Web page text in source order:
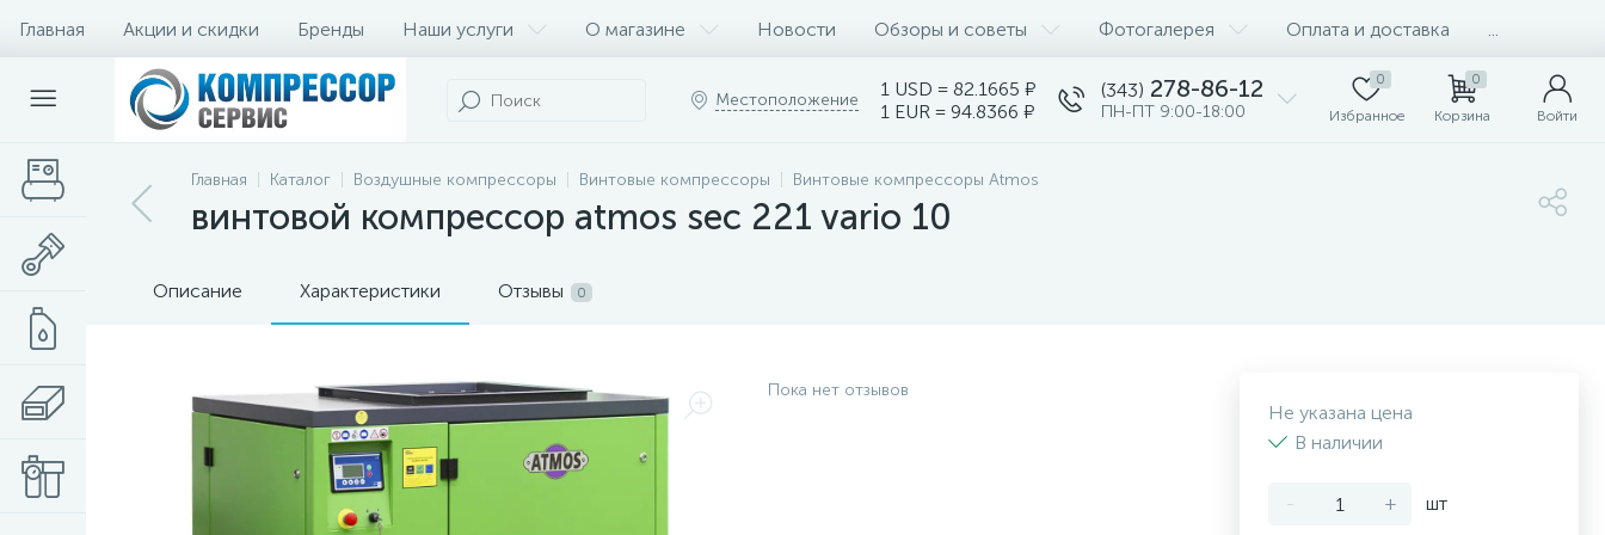
Главная Акции и скидки Бренды Наши услуги О магазине Новости Обзоры и советы Фотогалерея Оплата и доставка
Местоположение
1 USD = 82.1665 ₽
1 EUR = 94.8366 ₽
(343) 278-86-12
ПН-ПТ 9:00-18:00
0
Избранное
0
Корзина Войти
Главная Каталог Воздушные компрессоры Винтовые компрессоры Винтовые компрессоры Atmos
винтовой компрессор atmos sec 221 vario 10
Описание Характеристики Отзывы 0
Пока нет отзывов
Не указана цена
В наличии
- + шт